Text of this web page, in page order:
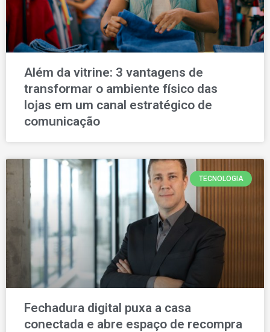
Além da vitrine: 3 vantagens de
transformar o ambiente físico das
lojas em um canal estratégico de
comunicação
TECNOLOGIA
Fechadura digital puxa a casa
conectada e abre espaço de recompra